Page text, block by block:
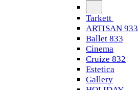
Tarkett
ARTISAN 933
Ballet 833
Cinema
Cruize 832
Estetica
Gallery